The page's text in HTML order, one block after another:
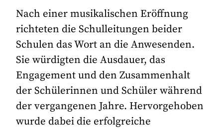
Nach einer musikalischen Eröffnung
richteten die Schulleitungen beider
Schulen das Wort an die Anwesenden.
Sie würdigten die Ausdauer, das
Engagement und den Zusammenhalt
der Schülerinnen und Schüler während
der vergangenen Jahre. Hervorgehoben
wurde dabei die erfolgreiche